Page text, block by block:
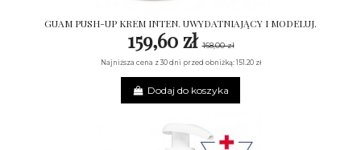
GUAM PUSH-UP KREM INTEN. UWYDATNIAJĄCY I MODELUJ.
159,60 zł168,00 zł
Najniższa cena z 30 dni przed obniżką: 151.20 zł
Dodaj do koszyka